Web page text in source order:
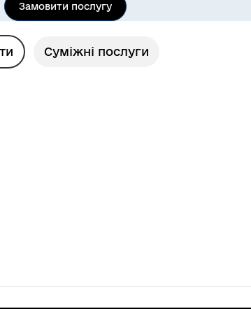
Замовити послугу
Суміжні послуги